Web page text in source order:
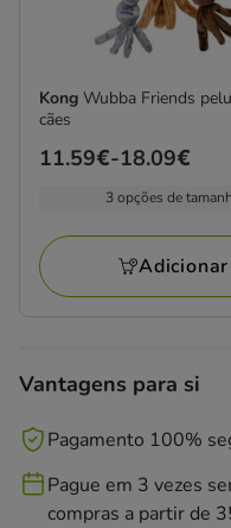
Kong Wubba Friends
cães
Preço
a
18.09€
11.59€-18.09€
3 opções de
Adicionar
Vantagens para si
Pagamento 100%
Pague em 3 vezes
compras a partir de